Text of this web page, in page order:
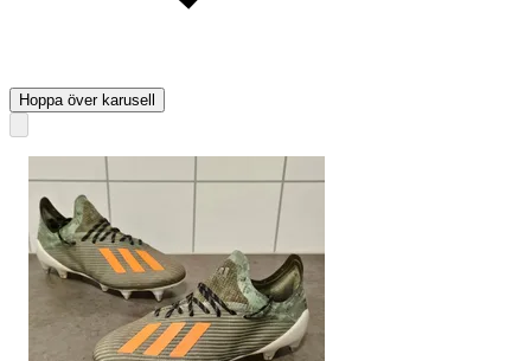
Hoppa över karusell